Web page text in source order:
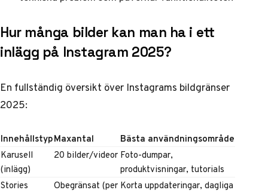
Hur många bilder kan man ha i ett
inlägg på Instagram 2025?
En fullständig översikt över Instagrams bildgränser
2025:
InnehållstypMaxantal
Bästa användningsområde
Karusell
(inlägg)
20 bilder/videor Foto-dumpar,
produktvisningar, tutorials
Stories
Obegränsat (per Korta uppdateringar, dagliga